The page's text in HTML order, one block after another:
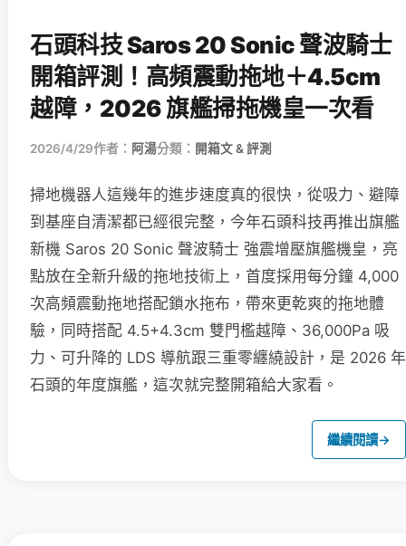
石頭科技 Saros 20 Sonic 聲波騎士
開箱評測！高頻震動拖地＋4.5cm
越障，2026 旗艦掃拖機皇一次看
2026/4/29作者： 阿湯分類： 開箱文 & 評測
掃地機器人這幾年的進步速度真的很快，從吸力、避障
到基座自清潔都已經很完整，今年石頭科技再推出旗艦
新機 Saros 20 Sonic 聲波騎士 強震增壓旗艦機皇，亮
點放在全新升級的拖地技術上，首度採用每分鐘 4,000
次高頻震動拖地搭配鎖水拖布，帶來更乾爽的拖地體
驗，同時搭配 4.5+4.3cm 雙門檻越障、36,000Pa 吸
力、可升降的 LDS 導航跟三重零纏繞設計，是 2026 年
石頭的年度旗艦，這次就完整開箱給大家看。
繼續閱讀→